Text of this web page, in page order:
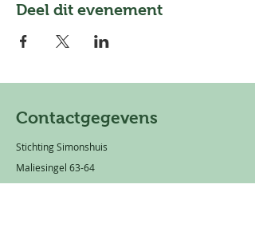
Deel dit evenement
Contactgegevens
Stichting Simonshuis
Maliesingel 63-64